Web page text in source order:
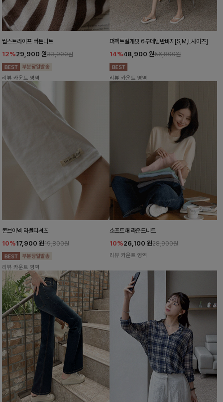
월스트라이프 버튼니트
12%29,900 원33,900원
리뷰 카운트 영역
퍼펙트절개핏 6부데님반바지[S,M,L사이즈]
14%48,900 원56,800원
리뷰 카운트 영역
콘브이넥 라벨티셔츠
10%17,900 원19,800원
리뷰 카운트 영역
소프트해 라운드니트
10%26,100 원28,900원
리뷰 카운트 영역